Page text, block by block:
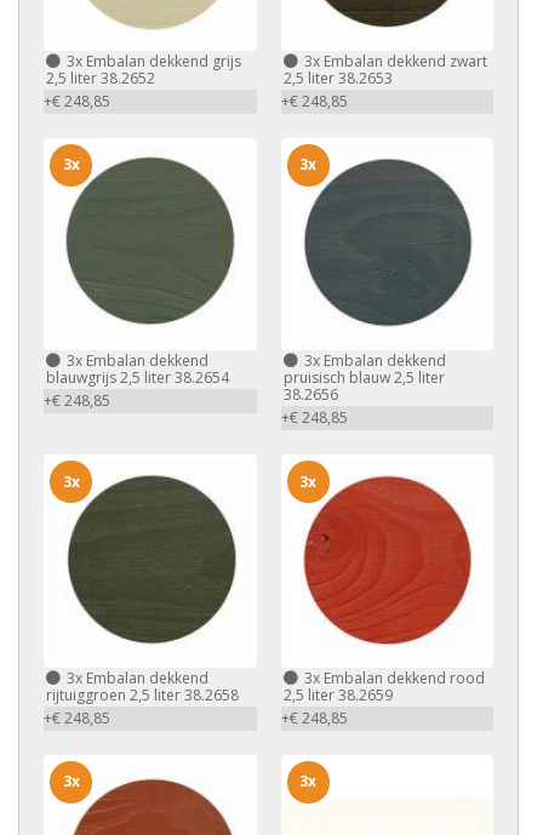
3x Embalan dekkend grijs
2,5 liter 38.2652
+€ 248,85
3xEmbalan dekkend zwart
2,5 liter 38.2653
+€ 248,85
3x Embalan dekkend
blauwgrijs 2,5 liter 38.2654
+€ 248,85
3x
3xEmbalan dekkend
pruisisch blauw 2,5 liter
38.2656
+€ 248,85
3x
3x Embalan dekkend
rijtuiggroen 2,5 liter 38.2658
+€ 248,85
3x
3xEmbalan dekkend rood
2,5 liter 38.2659
+€ 248,85
3x
3x 3x